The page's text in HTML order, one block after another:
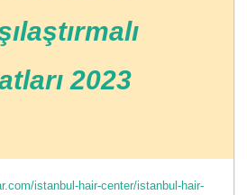
2023
istanbul-hair-center/istanbul-hair-